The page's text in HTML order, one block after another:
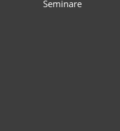
Seminare